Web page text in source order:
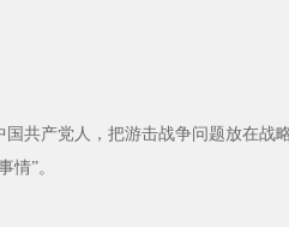
产党人，把游击战争问题放在战
情”。